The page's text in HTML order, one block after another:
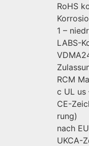
RoHS
1 –
LABS-
RCM
c UL us
CE-
rung)
nach
UKCA-